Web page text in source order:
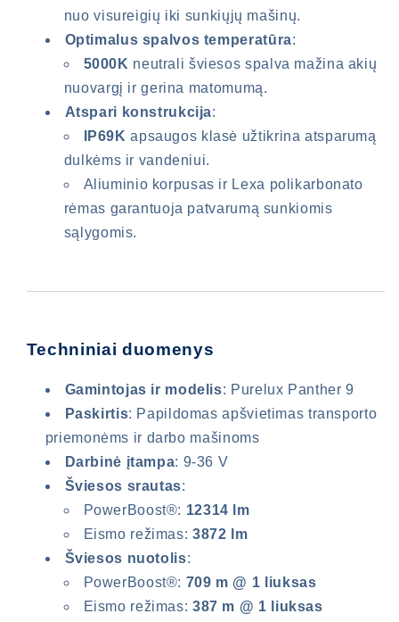
nuo visureigių iki sunkiųjų mašinų.
Optimalus spalvos temperatūra:
5000K neutrali šviesos spalva mažina akių
nuovargį ir gerina matomumą.
Atspari konstrukcija:
IP69K apsaugos klasė užtikrina atsparumą
dulkėms ir vandeniui.
Aliuminio korpusas ir Lexa polikarbonato
rėmas garantuoja patvarumą sunkiomis
sąlygomis.
Techniniai duomenys
Gamintojas ir modelis: Purelux Panther 9
Paskirtis: Papildomas apšvietimas transporto
priemonėms ir darbo mašinoms
Darbinė įtampa: 9-36 V
Šviesos srautas:
PowerBoost®: 12314 lm
Eismo režimas: 3872 lm
Šviesos nuotolis:
PowerBoost®: 709 m @ 1 liuksas
Eismo režimas: 387 m @ 1 liuksas